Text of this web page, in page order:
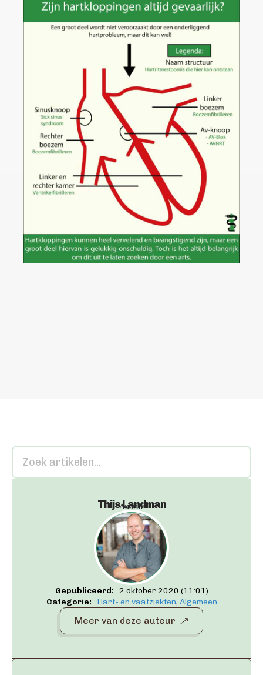
Auteur
Thijs Landman
Gepubliceerd: 2 oktober 2020 (11:01)
Categorie: Hart- en vaatziekten Algemeen
Meer van deze auteur